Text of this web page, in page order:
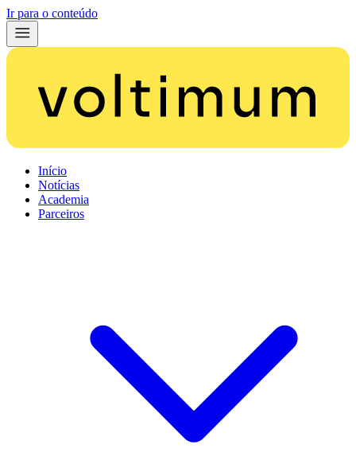
Ir para o conteúdo
Início
Notícias
Academia
Parceiros